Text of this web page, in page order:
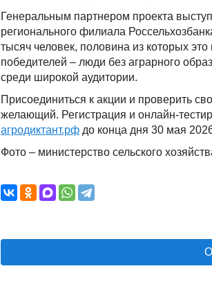
Генеральным партнером проекта
регионального филиала
тысяч человек, половина из которых
победителей – люди без аграрного
среди широкой аудитории.
Присоединиться к акции и проверить
желающий. Регистрация и онлайн-
агродиктант.рф до конца дня 30 мая
Фото – министерство сельского